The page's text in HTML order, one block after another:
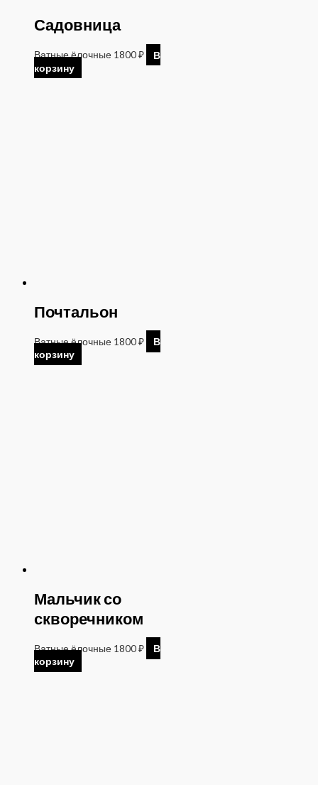
Садовница
Ватные ёлочные 1800₽
В
корзину
Почтальон
Ватные ёлочные 1800₽
В
корзину
Мальчик со
скворечником
Ватные ёлочные 1800₽
В
корзину